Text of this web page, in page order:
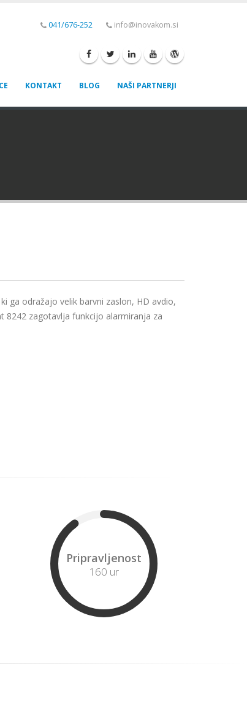
041/676-252 info@inovakom.si
KONTAKT BLOG NAŠI PARTNERJI
ga odražajo velik barvni zaslon, HD avdio,
8242 zagotavlja funkcijo alarmiranja za
Pripravljenost
160 ur